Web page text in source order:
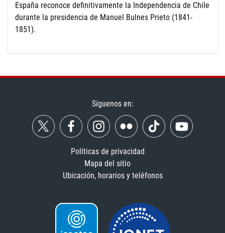
España reconoce definitivamente la Independencia de Chile
durante la presidencia de Manuel Bulnes Prieto (1841-
1851).
Síguenos en:
Políticas de privacidad
Mapa del sitio
Ubicación, horarios y teléfonos